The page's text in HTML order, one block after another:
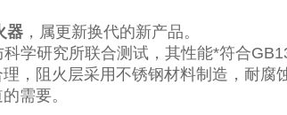
器 ，属更新换代的新产品。
研究所联合测试，其性能*符合
，阻火层采用不锈钢材料制造，耐腐
需要。